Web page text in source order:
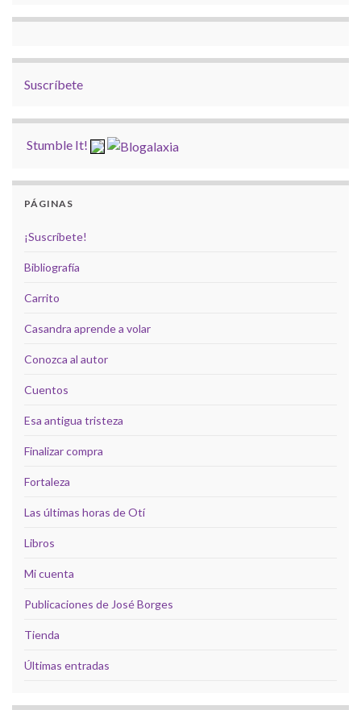
Suscríbete
Stumble It!
PÁGINAS
¡Suscríbete!
Bibliografía
Carrito
Casandra aprende a volar
Conozca al autor
Cuentos
Esa antigua tristeza
Finalizar compra
Fortaleza
Las últimas horas de Otí
Libros
Mi cuenta
Publicaciones de José Borges
Tienda
Últimas entradas